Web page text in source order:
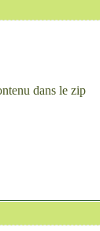
dans le zip